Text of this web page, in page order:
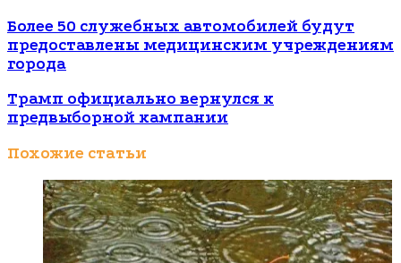
Более 50 служебных автомобилей будут
предоставлены медицинским учреждениям
города
Трамп официально вернулся к
предвыборной кампании
Похожие статьи